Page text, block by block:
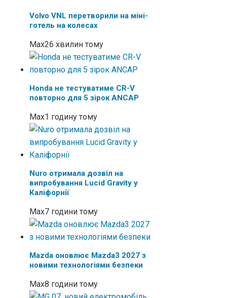
Volvo VNL перетворили на міні-
готель на колесах
Max26 хвилин тому
Honda не тестуватиме CR-V
повторно для 5 зірок ANCAP
Max1 годину тому
Nuro отримала дозвіл на
випробування Lucid Gravity у
Каліфорнії
Max7 години тому
Mazda оновлює Mazda3 2027 з
новими технологіями безпеки
Max8 години тому